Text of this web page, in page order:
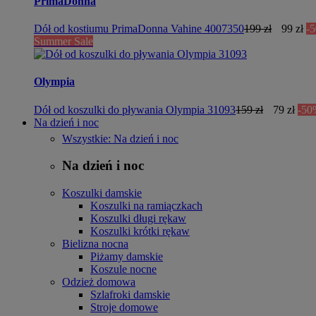
Dół od kostiumu PrimaDonna Vahine 4007350199 zł 99 zł -
Summer Sale
Olympia
Dół od koszulki do pływania Olympia 31093159 zł 79 zł -
Na dzień i noc
Wszystkie: Na dzień i noc
Na dzień i noc
Koszulki damskie
Koszulki na ramiączkach
Koszulki długi rękaw
Koszulki krótki rękaw
Bielizna nocna
Piżamy damskie
Koszule nocne
Odzież domowa
Szlafroki damskie
Stroje domowe